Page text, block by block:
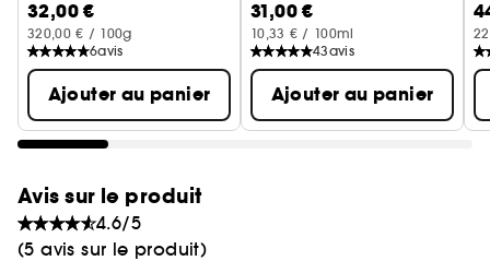
coiffage sûr
- Formule nourrissante avec cire du Japon, beurre
de karité et émollient ECOCERT®
- Sans parabènes ni cires artificielles
Sublimez votre routine capillaire avec la Crème
Sculptante et profitez de cheveux définis, naturels
et faciles à coiffer au quotidien.
32,00 €
320,00 € / 100g
6avis
Ajouter au panier
31,00 €
10,33 € / 100ml
43avis
Ajouter au panier
Avis sur le produit
4.6/5
(5 avis sur le produit)